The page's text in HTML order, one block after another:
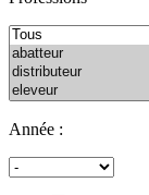
Année :